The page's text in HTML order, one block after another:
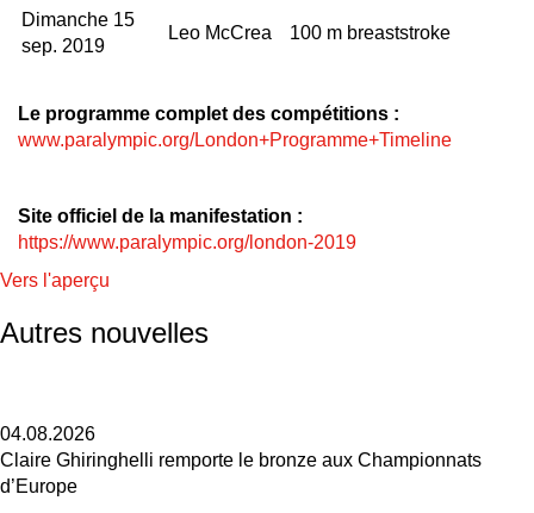
Dimanche 15
sep. 2019
Leo McCrea 100 m breaststroke
Le programme complet des compétitions :
www.paralympic.org/London+Programme+Timeline
Site officiel de la manifestation :
https://www.paralympic.org/london-2019
Vers l'aperçu
Autres nouvelles
04.08.2026
Claire Ghiringhelli remporte le bronze aux Championnats
d’Europe